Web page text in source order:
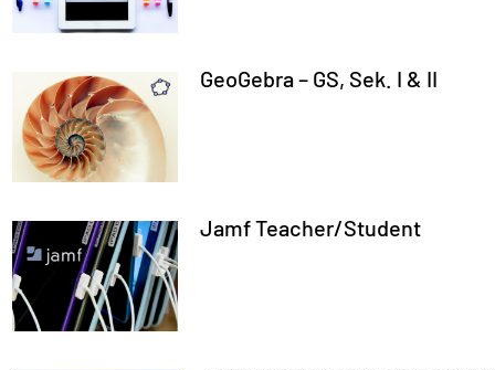
GeoGebra – GS, Sek. I & II
Jamf Teacher/Student